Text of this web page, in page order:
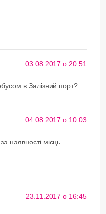
03.08.2017 о 20:51
в Залізний порт?
04.08.2017 о 10:03
наявності місць.
23.11.2017 о 16:45